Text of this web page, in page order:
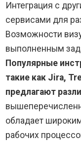
Интеграция с
сервисами для
Возможности
выполненным
Популярные
такие как Jira,
предлагают
обладает
рабочих